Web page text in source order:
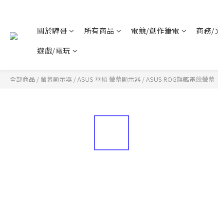
關於驊哥 所有商品 電競/創作筆電
商務/
遊戲/電玩
全部商品 / 螢幕顯示器 /ASUS 華碩 螢幕顯示器 /ASUS ROG旗艦電競螢幕